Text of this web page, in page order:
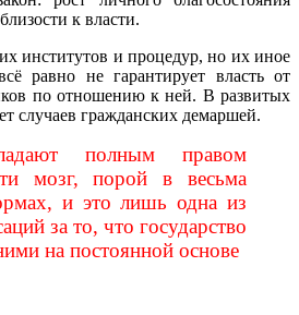
к власти.
институтов и процедур, но их иное
равно не гарантирует власть от
по отношению к ней. В развитых
случаев гражданских демаршей.
полным правом
мозг, порой в весьма
и это лишь одна из
за то, что государство
на постоянной основе